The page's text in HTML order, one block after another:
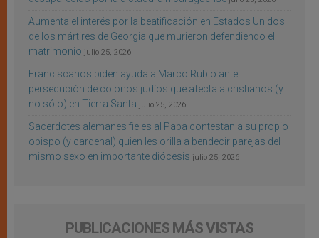
Aumenta el interés por la beatificación en Estados Unidos
de los mártires de Georgia que murieron defendiendo el
matrimonio julio 25, 2026
Franciscanos piden ayuda a Marco Rubio ante
persecución de colonos judíos que afecta a cristianos (y
no sólo) en Tierra Santa julio 25, 2026
Sacerdotes alemanes fieles al Papa contestan a su propio
obispo (y cardenal) quien les orilla a bendecir parejas del
mismo sexo en importante diócesis julio 25, 2026
PUBLICACIONES MÁS VISTAS